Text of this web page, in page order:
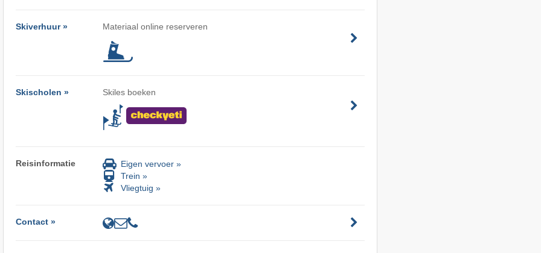
Skiverhuur » Materiaal online reserveren
Skischolen » Skiles boeken
Reisinformatie
Eigen vervoer »
Trein »
Vliegtuig »
Contact »